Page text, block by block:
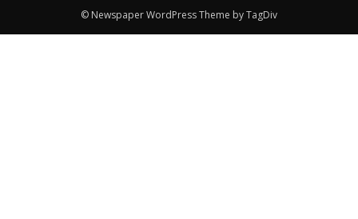
© Newspaper WordPress Theme by TagDiv